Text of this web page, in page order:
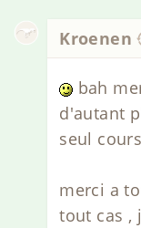
Kroenen
bah
d'autant
seul
merci a
tout cas ,